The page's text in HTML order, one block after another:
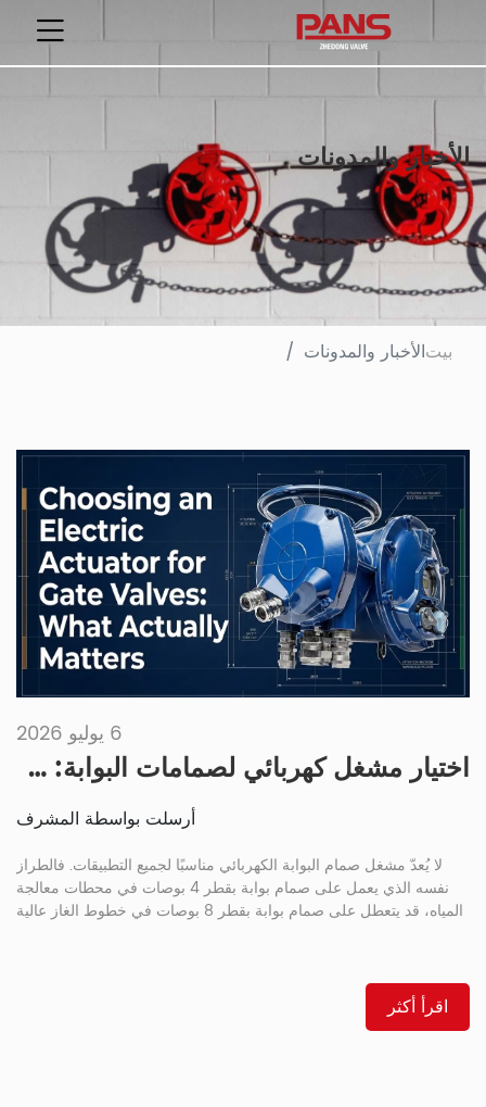
الأخبار والمدونات
بيتالأخبار والمدونات
6 يوليو 2026
اختيار مشغل كهربائي لصمامات البوابة: ما يهم فعلاً
أرسلت بواسطة المشرف
لا يُعدّ مشغل صمام البوابة الكهربائي مناسبًا لجميع التطبيقات. فالطراز
نفسه الذي يعمل على صمام بوابة بقطر 4 بوصات في محطات معالجة
المياه، قد يتعطل على صمام بوابة بقطر 8 بوصات في خطوط الغاز عالية
اقرأ أكثر